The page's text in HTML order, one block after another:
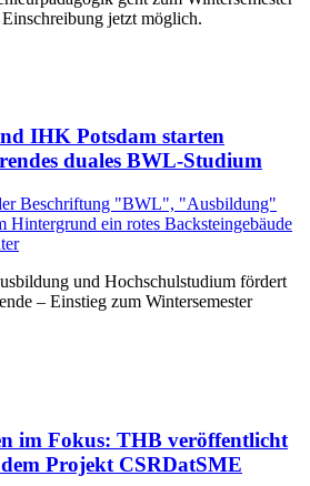
jetzt möglich.
IHK Potsdam starten
duales BWL-Studium
und Hochschulstudium fördert
– Einstieg zum Wintersemester
im Fokus: THB veröffentlicht
Projekt CSRDatSME